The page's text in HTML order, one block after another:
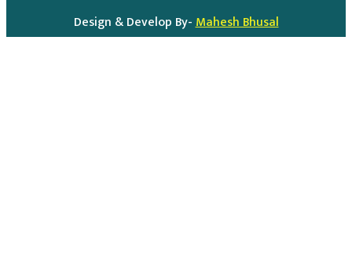
Design & Develop By-Mahesh Bhusal